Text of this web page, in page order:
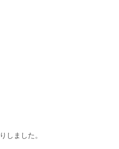
しました。